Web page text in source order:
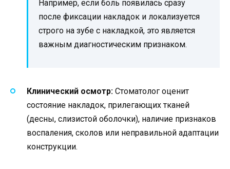
Например, если боль появилась сразу
после фиксации накладок и локализуется
строго на зубе с накладкой, это является
важным диагностическим признаком.
Клинический осмотр: Стоматолог оценит
состояние накладок, прилегающих тканей
(десны, слизистой оболочки), наличие признаков
воспаления, сколов или неправильной адаптации
конструкции.